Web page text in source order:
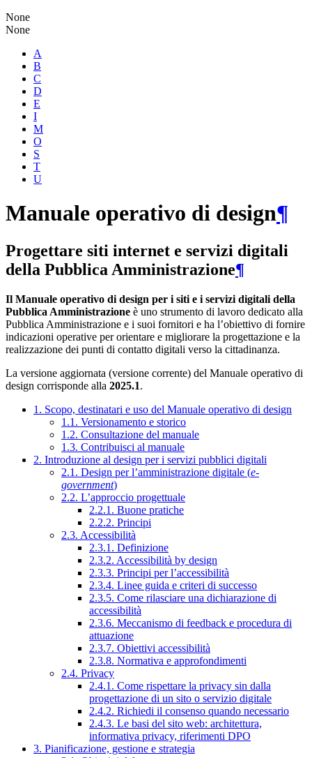
None
None
A
B
C
D
E
I
M
O
S
T
U
Manuale operativo di design¶
Progettare siti internet e servizi digitali
della Pubblica Amministrazione¶
Il Manuale operativo di design per i siti e i servizi digitali della
Pubblica Amministrazione è uno strumento di lavoro dedicato alla
Pubblica Amministrazione e i suoi fornitori e ha l’obiettivo di fornire
indicazioni operative per orientare e migliorare la progettazione e la
realizzazione dei punti di contatto digitali verso la cittadinanza.
La versione aggiornata (versione corrente) del Manuale operativo di
design corrisponde alla 2025.1.
1. Scopo, destinatari e uso del Manuale operativo di design
1.1. Versionamento e storico
1.2. Consultazione del manuale
1.3. Contribuisci al manuale
2. Introduzione al design per i servizi pubblici digitali
2.1. Design per l’amministrazione digitale (e-
government)
2.2. L’approccio progettuale
2.2.1. Buone pratiche
2.2.2. Principi
2.3. Accessibilità
2.3.1. Definizione
2.3.2. Accessibilità by design
2.3.3. Principi per l’accessibilità
2.3.4. Linee guida e criteri di successo
2.3.5. Come rilasciare una dichiarazione di
accessibilità
2.3.6. Meccanismo di feedback e procedura di
attuazione
2.3.7. Obiettivi accessibilità
2.3.8. Normativa e approfondimenti
2.4. Privacy
2.4.1. Come rispettare la privacy sin dalla
progettazione di un sito o servizio digitale
2.4.2. Richiedi il consenso quando necessario
2.4.3. Le basi del sito web: architettura,
informativa privacy, riferimenti DPO
3. Pianificazione, gestione e strategia